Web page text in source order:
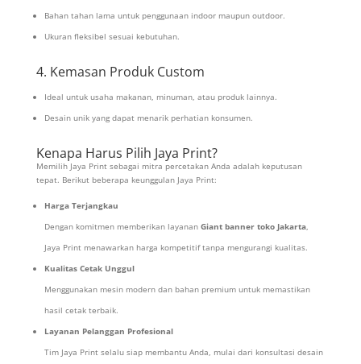
Bahan tahan lama untuk penggunaan indoor maupun outdoor.
Ukuran fleksibel sesuai kebutuhan.
4. Kemasan Produk Custom
Ideal untuk usaha makanan, minuman, atau produk lainnya.
Desain unik yang dapat menarik perhatian konsumen.
Kenapa Harus Pilih Jaya Print?
Memilih Jaya Print sebagai mitra percetakan Anda adalah keputusan
tepat. Berikut beberapa keunggulan Jaya Print:
Harga Terjangkau
Dengan komitmen memberikan layanan Giant banner toko Jakarta,
Jaya Print menawarkan harga kompetitif tanpa mengurangi kualitas.
Kualitas Cetak Unggul
Menggunakan mesin modern dan bahan premium untuk memastikan
hasil cetak terbaik.
Layanan Pelanggan Profesional
Tim Jaya Print selalu siap membantu Anda, mulai dari konsultasi desain